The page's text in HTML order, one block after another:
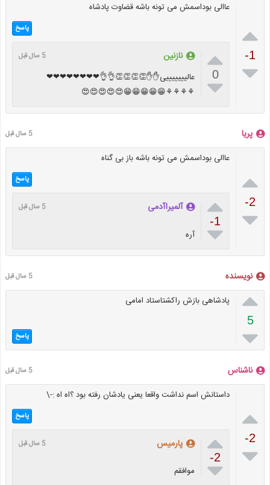

-1

عاالی بوداسمش می تونه باشه قضاوت پادشاه
پاسخ

0

نازنین 5 سال قبل
عالیییییییی✋✋👏👏👏👏👌👌❤❤❤❤❤❤❤❤
⚘⚘⚘⚘😁😁😁😁😁😍😍😍😍😍
پریا 5 سال قبل

-2

عاالی بوداسمش می تونه باشه باز بی گناه
پاسخ

-1

آلمیرا‌آدمی 5 سال قبل
آره
نویسنده 5 سال قبل

5

پادشاهی بازش راکشتاستاد امامی
پاسخ
ناشناس 5 سال قبل

-2

داستانش اسم نداشت واقعا یعنی یادشان رفته بود ؟اه اه :-\
پاسخ

-2

پارمیس 5 سال قبل
موافقم